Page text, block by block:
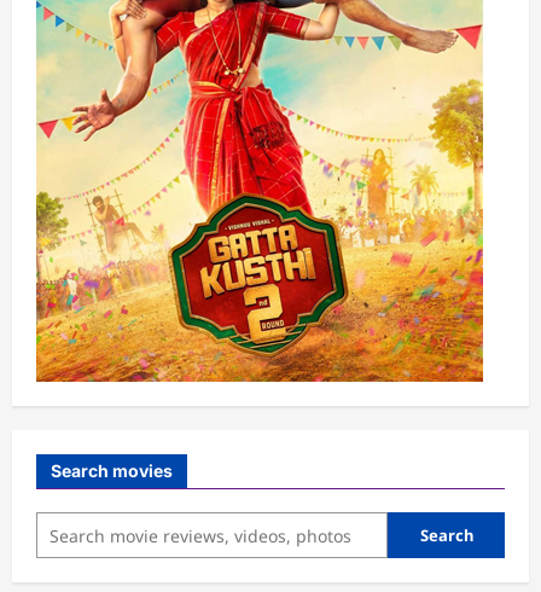
Search movies
Search